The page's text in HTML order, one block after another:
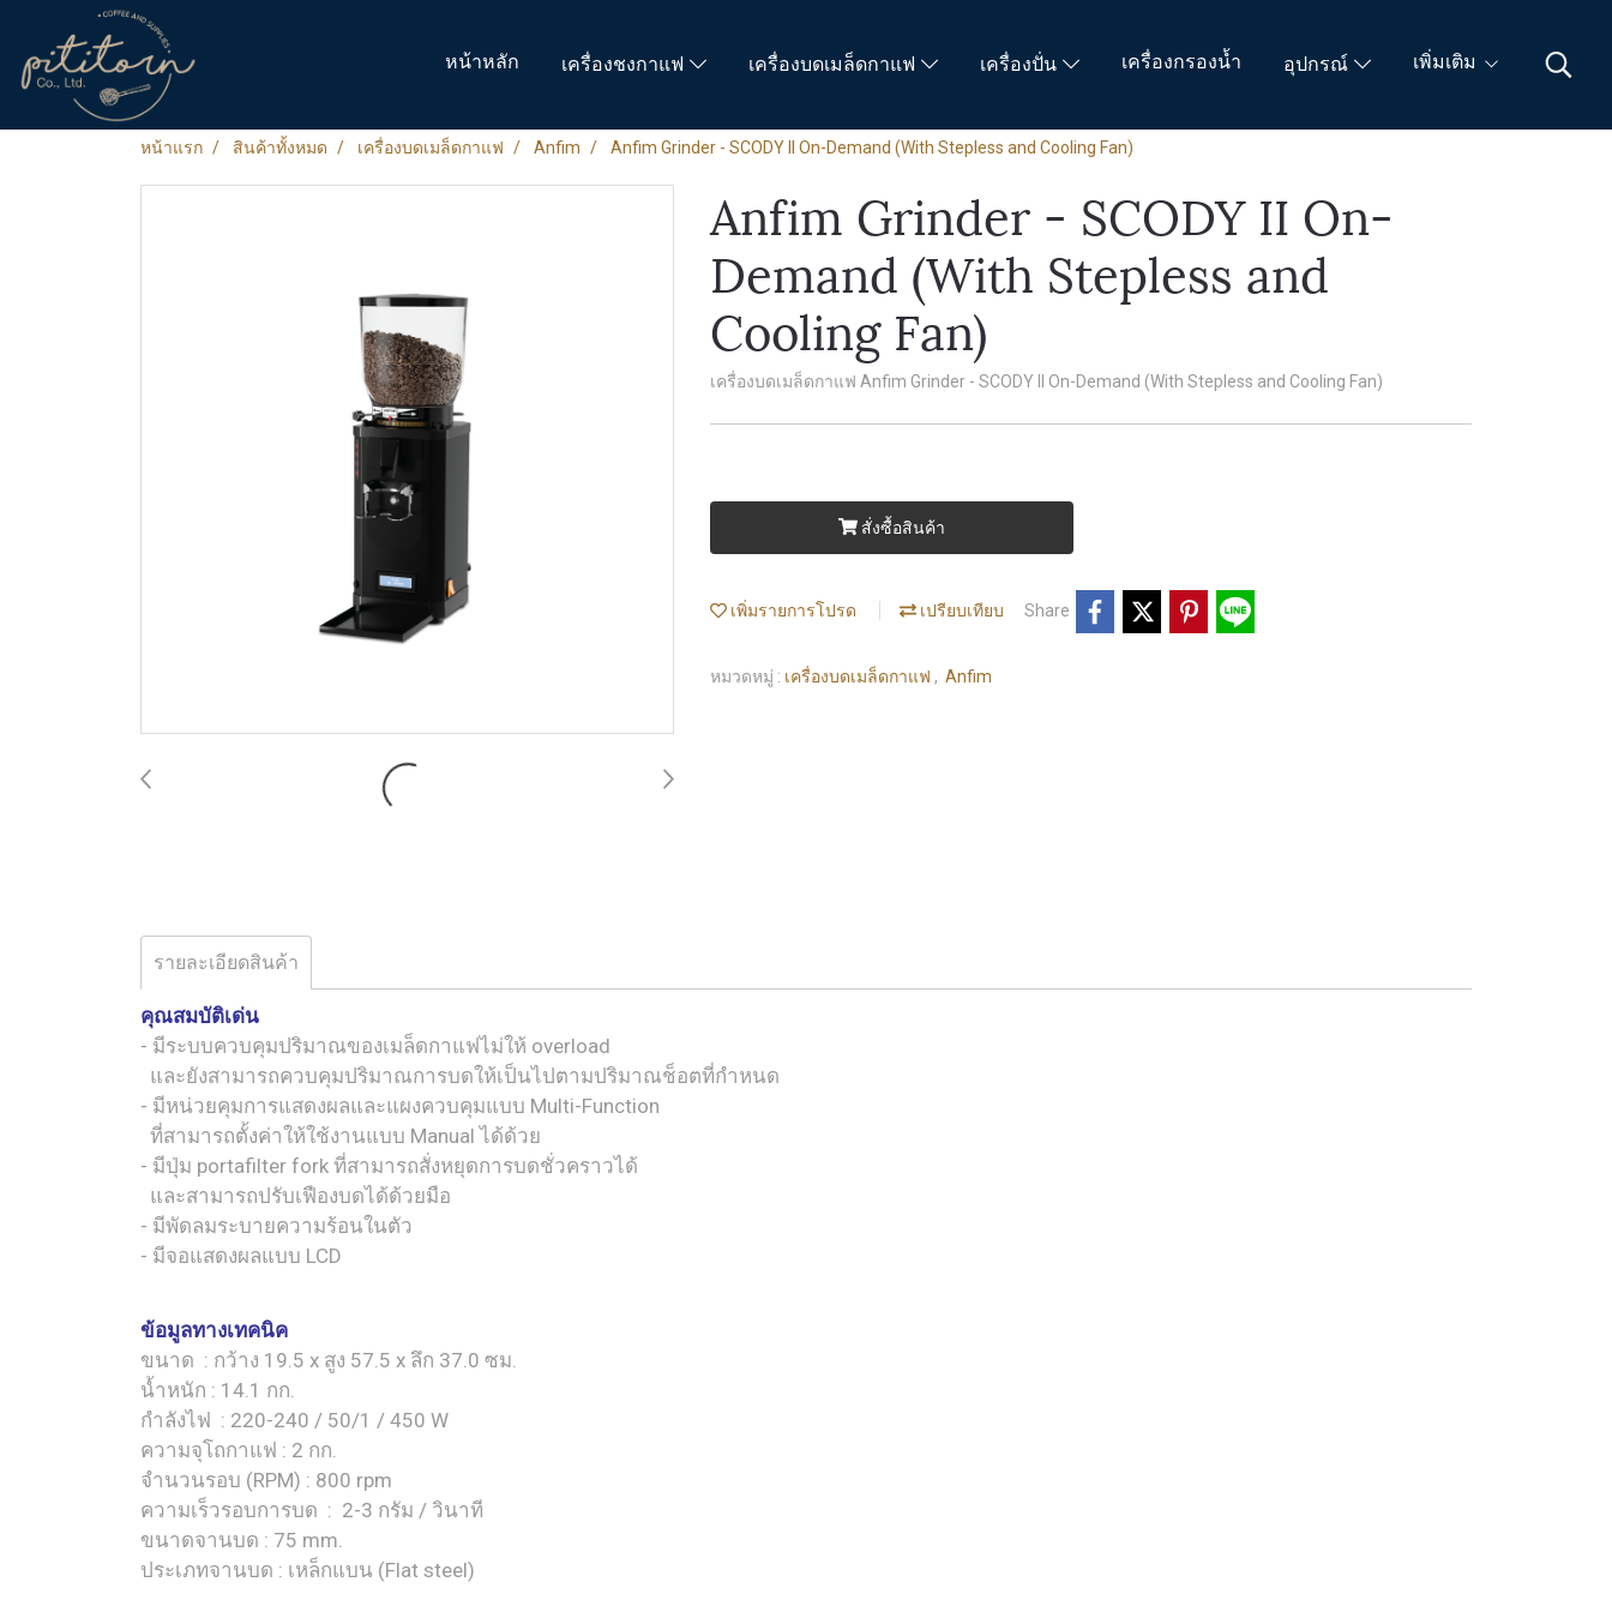
หน้าหลัก เครื่องชงกาแฟ เครื่องบดเมล็ดกาแฟ เครื่องปั่น เครื่องกรองน้ำ อุปกรณ์ เพิ่มเติม
หน้าแรก สินค้าทั้งหมด เครื่องบดเมล็ดกาแฟ Anfim Anfim Grinder​ - SCODY II On-Demand (With Stepless and Cooling Fan)
Anfim Grinder​ - SCODY II On-
Demand (With Stepless and
Cooling Fan)
เครื่องบดเมล็ดกาแฟ Anfim Grinder​ - SCODY II On-Demand (With Stepless and Cooling Fan)
สั่งซื้อสินค้า
เพิ่มรายการโปรด เปรียบเทียบ Share
หมวดหมู่ : เครื่องบดเมล็ดกาแฟ , Anfim
รายละเอียดสินค้า
คุณสมบัติเด่น
- มีระบบควบคุมปริมาณของเมล็ดกาแฟไม่ให้ overload
และยังสามารถควบคุมปริมาณการบดให้เป็นไปตามปริมาณช็อตที่กำหนด
- มีหน่วยคุมการแสดงผลและแผงควบคุมแบบ Multi-Function
ที่สามารถตั้งค่าให้ใช้งานแบบ Manual ได้ด้วย
- มีปุ่ม portafilter fork ที่สามารถสั่งหยุดการบดชั่วคราวได้
และสามารถปรับเฟืองบดได้ด้วยมือ
- มีพัดลมระบายความร้อนในตัว
- มีจอแสดงผลแบบ LCD
ข้อมูลทางเทคนิค
ขนาด : กว้าง 19.5 x สูง 57.5 x ลึก 37.0 ซม.
น้ำหนัก : 14.1 กก.
กำลังไฟ : 220-240 / 50/1 / 450 W
ความจุโถกาแฟ : 2 กก.
จำนวนรอบ (RPM) : 800 rpm
ความเร็วรอบการบด : 2-3 กรัม / วินาที
ขนาดจานบด : 75 mm.
ประเภทจานบด : เหล็กแบน (Flat steel)